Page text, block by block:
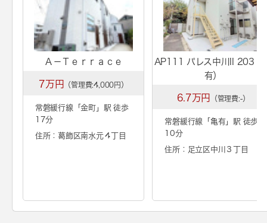
Ａ－Ｔｅｒｒａｃｅ
7万円 （管理費:4,000円）
常磐緩行線「金町」駅 徒歩
17分
住所：葛飾区南水元４丁目
AP111 パレス中川II 203（
有）
6.7万円 （管理費:-）
常磐緩行線「 亀有」駅 徒歩
10分
住所：足立区中川３丁目